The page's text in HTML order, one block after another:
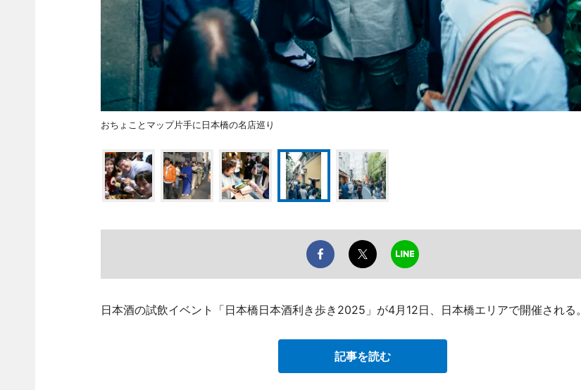
おちょことマップ片手に日本橋の名店巡り
日本酒の試飲イベント「日本橋日本酒利き歩き2025」が4月12日、日本橋エリアで開催される。
記事を読む